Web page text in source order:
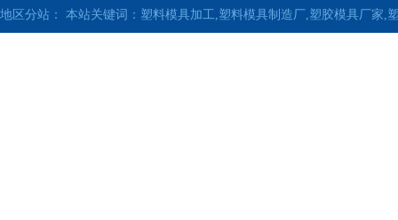
地区分站： 本站关键词：塑料模具加工,塑料模具制造厂,塑胶模具厂家,